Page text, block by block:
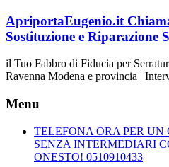
Vai
al
contenuto
ApriportaEugenio.it
Sostituzione e Riparazione
il Tuo Fabbro di Fiducia per
Ravenna Modena e provincia |
Menu
TELEFONA ORA PER UN
SENZA INTERMEDIARI
ONESTO! 0510910433